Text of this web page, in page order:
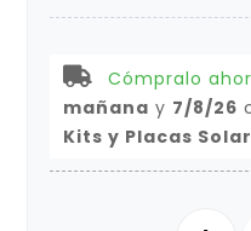
Cómpralo
mañana y 7/8/26
Kits y Placas